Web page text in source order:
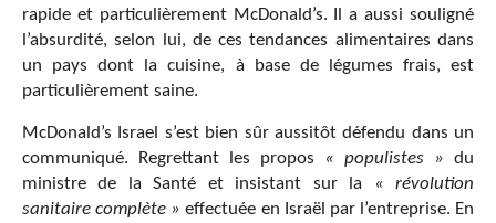
rapide et particulièrement McDonald’s. Il a aussi souligné
l’absurdité, selon lui, de ces tendances alimentaires dans
un pays dont la cuisine, à base de légumes frais, est
particulièrement saine.
McDonald’s Israel s’est bien sûr aussitôt défendu dans un
communiqué. Regrettant les propos
« populistes » du
ministre de la Santé et insistant sur la
« révolution
sanitaire complète » effectuée en Israël par l’entreprise. En